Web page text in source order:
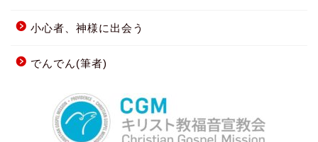
小心者、神様に出会う
でんでん(筆者)